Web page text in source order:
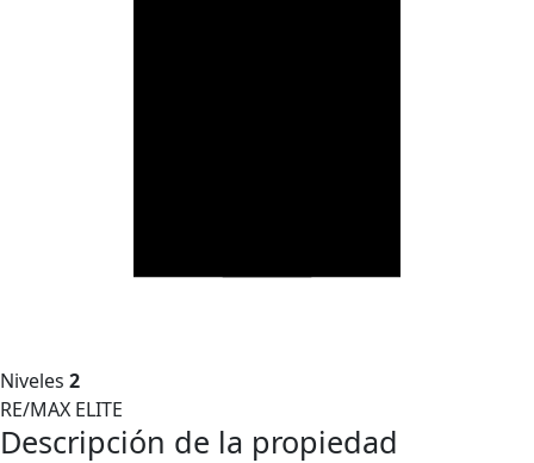
Niveles 2
RE/MAX ELITE
Descripción de la propiedad